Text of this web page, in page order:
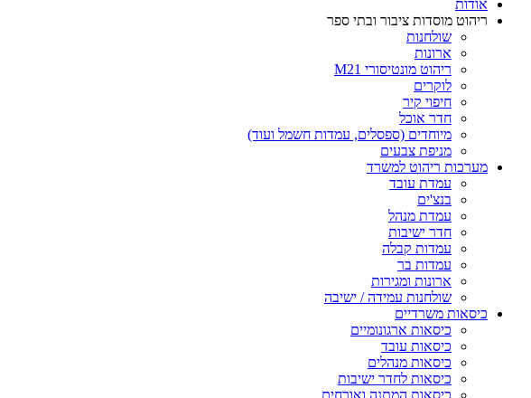
אודות
ריהוט מוסדות ציבור ובתי ספר
שולחנות
ארונות
ריהוט מונטיסורי M21
לוקרים
חיפוי קיר
חדר אוכל
מיוחדים (ספסלים, עמדות חשמל ועוד)
מניפת צבעים
מערכות ריהוט למשרד
עמדת עובד
בנצ'ים
עמדת מנהל
חדר ישיבות
עמדות קבלה
עמדות בר
ארונות ומגירות
שולחנות עמידה / ישיבה
כיסאות משרדיים
כיסאות ארגונומיים
כיסאות עובד
כיסאות מנהלים
כיסאות לחדר ישיבות
כיסאות המתנה ואורחים